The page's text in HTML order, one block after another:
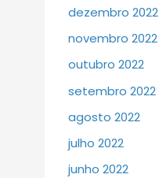
dezembro 2022
novembro 2022
outubro 2022
setembro 2022
agosto 2022
julho 2022
junho 2022